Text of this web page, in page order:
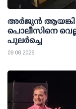
അര്‍ജുന്‍ ആയങ്കി
പൊലീസിനെ
പുലര്‍ച്ചെ
09 08 2026